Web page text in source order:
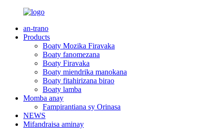
an-trano
Products
Boaty Mozika Firavaka
Boaty fanomezana
Boaty Firavaka
Boaty miendrika manokana
Boaty fitahirizana birao
Boaty lamba
Momba anay
Fampirantiana sy Orinasa
NEWS
Mifandraisa aminay